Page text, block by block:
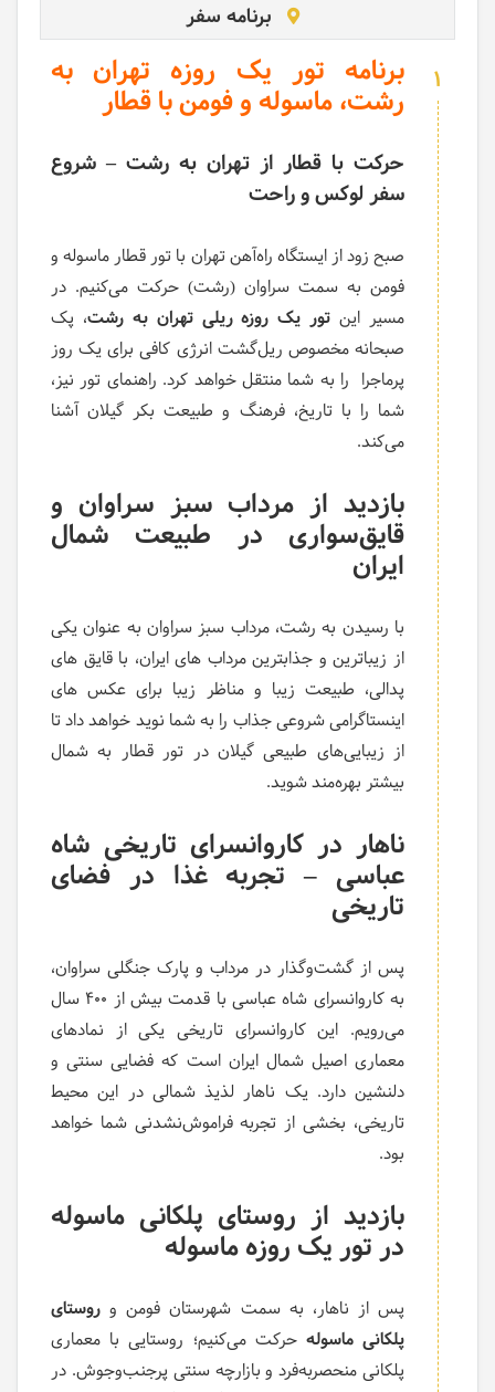
برنامه سفر
1 برنامه تور یک روزه تهران به
رشت، ماسوله و فومن با قطار
حرکت با قطار از تهران به رشت – شروع
سفر لوکس و راحت
صبح زود از ایستگاه راه‌آهن تهران با تور قطار ماسوله و
فومن به سمت سراوان (رشت) حرکت می‌کنیم. در
مسیر این تور یک روزه ریلی تهران به رشت، پک
صبحانه مخصوص ریل‌گشت انرژی کافی برای یک روز
پرماجرا را به شما منتقل خواهد کرد. راهنمای تور نیز،
شما را با تاریخ، فرهنگ و طبیعت بکر گیلان آشنا
می‌کند.
بازدید از مرداب سبز سراوان و
قایق‌سواری در طبیعت شمال
ایران
با رسیدن به رشت، مرداب سبز سراوان به عنوان یکی
از زیباترین و جذابترین مرداب های ایران، با قایق های
پدالی، طبیعت زیبا و مناظر زیبا برای عکس های
اینستاگرامی شروعی جذاب را به شما نوید خواهد داد تا
از زیبایی‌های طبیعی گیلان در تور قطار به شمال
بیشتر بهره‌مند شوید.
ناهار در کاروانسرای تاریخی شاه
عباسی – تجربه غذا در فضای
تاریخی
پس از گشت‌وگذار در مرداب و پارک جنگلی سراوان،
به کاروانسرای شاه عباسی با قدمت بیش از ۴۰۰ سال
می‌رویم. این کاروانسرای تاریخی یکی از نمادهای
معماری اصیل شمال ایران است که فضایی سنتی و
دلنشین دارد. یک ناهار لذیذ شمالی در این محیط
تاریخی، بخشی از تجربه فراموش‌نشدنی شما خواهد
بود.
بازدید از روستای پلکانی ماسوله
در تور یک روزه ماسوله
پس از ناهار، به سمت شهرستان فومن و روستای
پلکانی ماسوله حرکت می‌کنیم؛ روستایی با معماری
پلکانی منحصربه‌فرد و بازارچه سنتی پرجنب‌وجوش. در